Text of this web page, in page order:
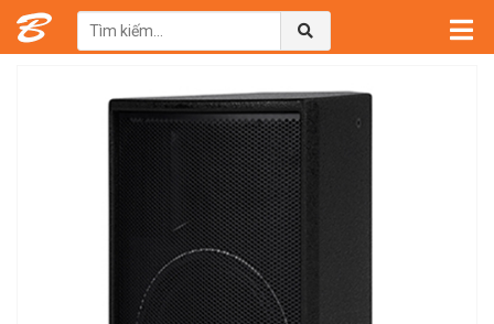
Trang chủ → Sản phẩm Loa Karaoke Beilarly